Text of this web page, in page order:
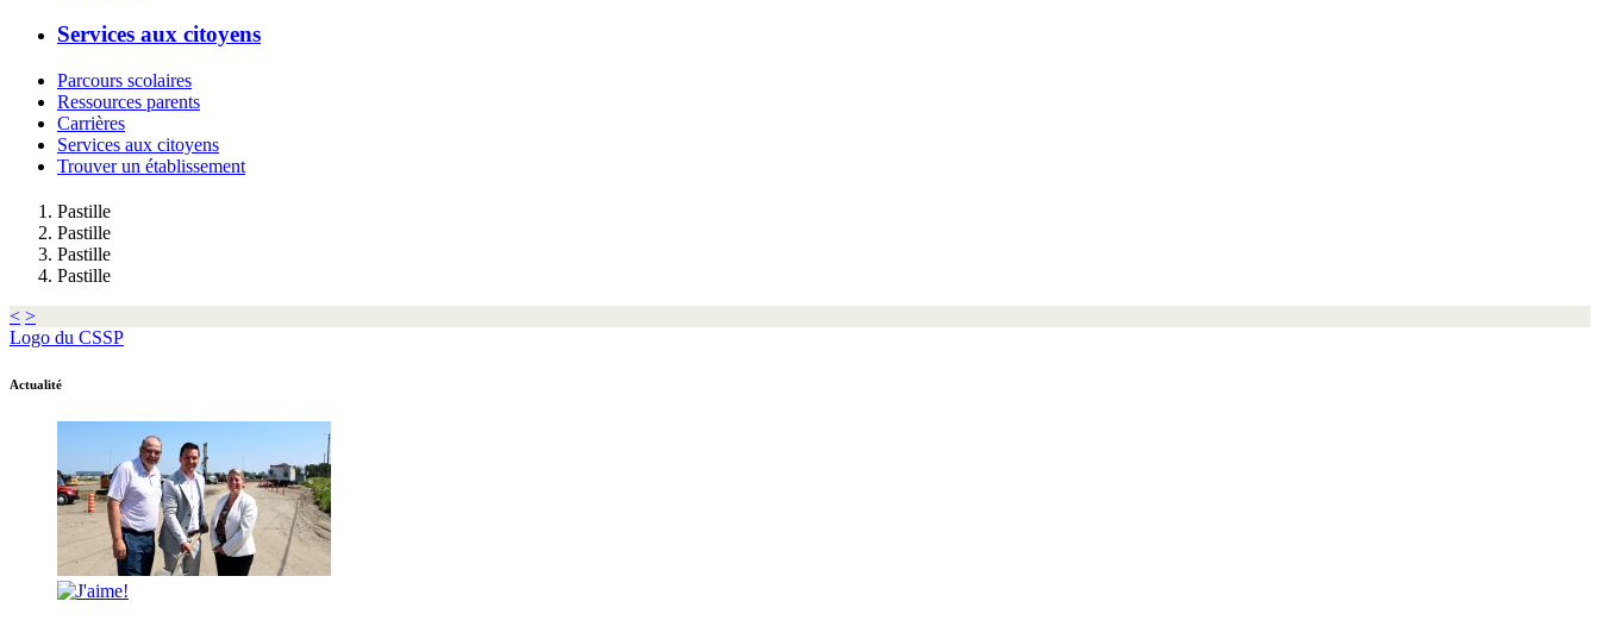
Services aux citoyens
Parcours scolaires
Ressources parents
Carrières
Services aux citoyens
Trouver un établissement
Pastille
Pastille
Pastille
Pastille
< >
Logo du CSSP
Actualité